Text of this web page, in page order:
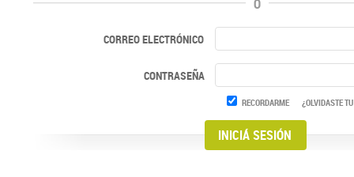
O
CORREO ELECTRÓNICO
CONTRASEÑA
RECORDARME ¿OLVIDASTE TU